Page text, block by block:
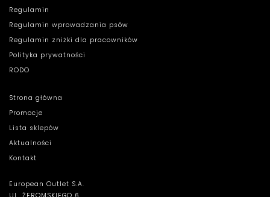
Regulamin
Regulamin wprowadzania psów
Regulamin zniżki dla pracowników
Polityka prywatności
RODO
Strona główna
Promocje
Lista sklepów
Aktualności
Kontakt
European Outlet S.A.